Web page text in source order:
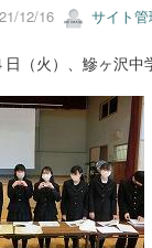
12/16 サイト
（火）、鰺ヶ沢中